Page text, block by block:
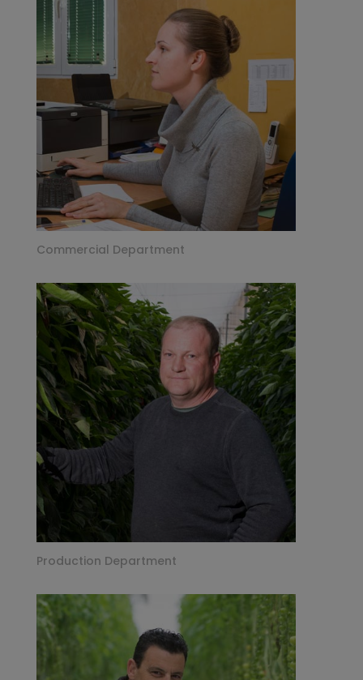
Commercial Department
Production Department